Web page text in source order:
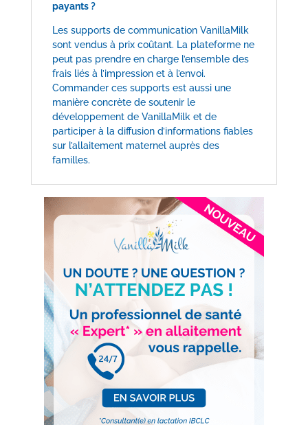
payants ?
Les supports de communication VanillaMilk
sont vendus à prix coûtant. La plateforme ne
peut pas prendre en charge l’ensemble des
frais liés à l’impression et à l’envoi.
Commander ces supports est aussi une
manière concrète de soutenir le
développement de VanillaMilk et de
participer à la diffusion d’informations fiables
sur l’allaitement maternel auprès des
familles.